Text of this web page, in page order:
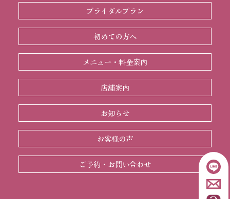
ブライダルプラン
初めての方へ
メニュー・料金案内
店舗案内
お知らせ
お客様の声
ご予約・お問い合わせ